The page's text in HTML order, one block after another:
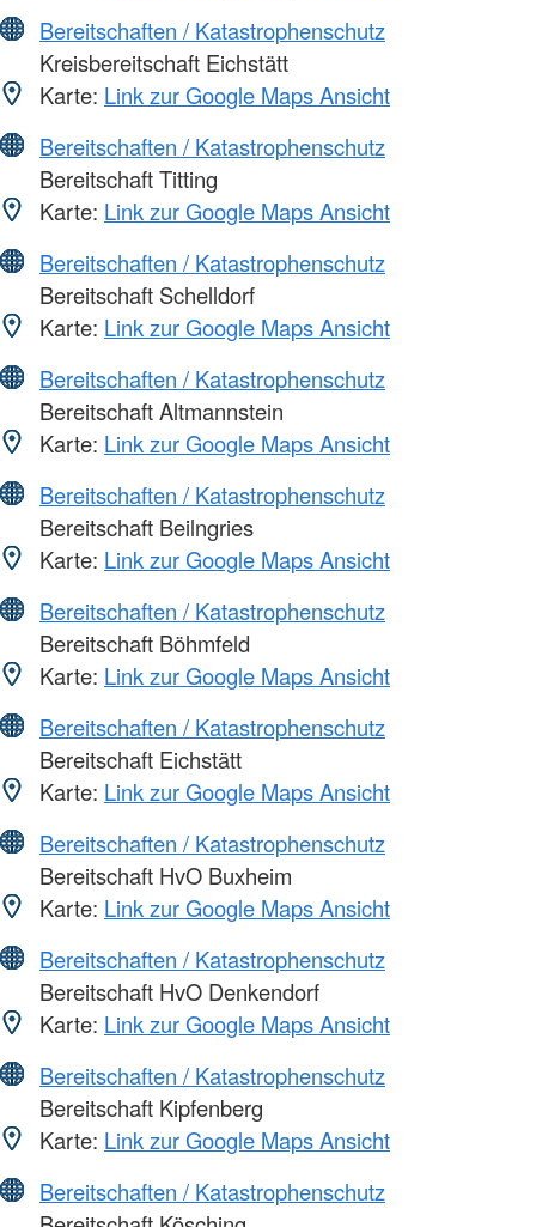
Bereitschaften / Katastrophenschutz
Kreisbereitschaft Eichstätt
Karte: Link zur Google Maps Ansicht
Bereitschaften / Katastrophenschutz
Bereitschaft Titting
Karte: Link zur Google Maps Ansicht
Bereitschaften / Katastrophenschutz
Bereitschaft Schelldorf
Karte: Link zur Google Maps Ansicht
Bereitschaften / Katastrophenschutz
Bereitschaft Altmannstein
Karte: Link zur Google Maps Ansicht
Bereitschaften / Katastrophenschutz
Bereitschaft Beilngries
Karte: Link zur Google Maps Ansicht
Bereitschaften / Katastrophenschutz
Bereitschaft Böhmfeld
Karte: Link zur Google Maps Ansicht
Bereitschaften / Katastrophenschutz
Bereitschaft Eichstätt
Karte: Link zur Google Maps Ansicht
Bereitschaften / Katastrophenschutz
Bereitschaft HvO Buxheim
Karte: Link zur Google Maps Ansicht
Bereitschaften / Katastrophenschutz
Bereitschaft HvO Denkendorf
Karte: Link zur Google Maps Ansicht
Bereitschaften / Katastrophenschutz
Bereitschaft Kipfenberg
Karte: Link zur Google Maps Ansicht
Bereitschaften / Katastrophenschutz